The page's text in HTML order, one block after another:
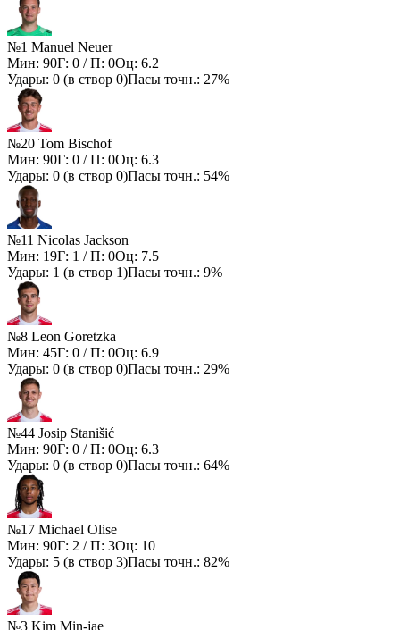
№1 Manuel Neuer
Мин: 90Г: 0 / П: 0Оц: 6.2
Удары: 0 (в створ 0)Пасы точн.: 27%
№20 Tom Bischof
Мин: 90Г: 0 / П: 0Оц: 6.3
Удары: 0 (в створ 0)Пасы точн.: 54%
№11 Nicolas Jackson
Мин: 19Г: 1 / П: 0Оц: 7.5
Удары: 1 (в створ 1)Пасы точн.: 9%
№8 Leon Goretzka
Мин: 45Г: 0 / П: 0Оц: 6.9
Удары: 0 (в створ 0)Пасы точн.: 29%
№44 Josip Stanišić
Мин: 90Г: 0 / П: 0Оц: 6.3
Удары: 0 (в створ 0)Пасы точн.: 64%
№17 Michael Olise
Мин: 90Г: 2 / П: 3Оц: 10
Удары: 5 (в створ 3)Пасы точн.: 82%
№3 Kim Min-jae